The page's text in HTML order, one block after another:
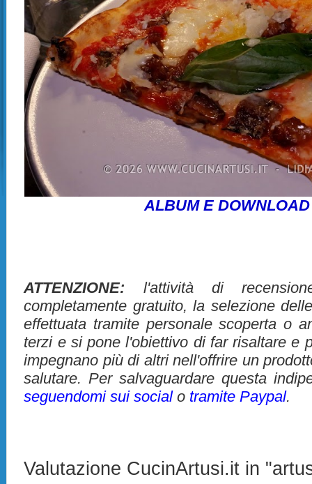
ALBUM E
ATTENZIONE: l'attività di
completamente gratuito, la selezione
effettuata tramite personale scoperta o
terzi e si pone l'obiettivo di far risaltare e
impegnano più di altri nell'offrire un
salutare. Per salvaguardare questa
seguendomi sui socialo tramite Paypal.
Valutazione CucinArtusi.it in